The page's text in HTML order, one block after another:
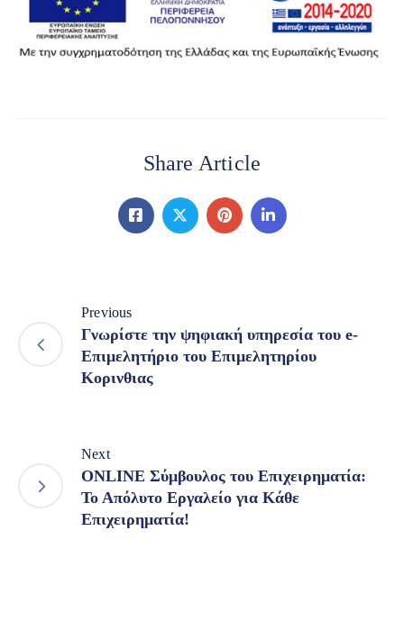
Share Article
Previous
Γνωρίστε την ψηφιακή υπηρεσία του e-
Επιμελητήριο του Επιμελητηρίου
Κορινθιας
Next
ONLINE Σύμβουλος του Επιχειρηματία:
Το Απόλυτο Εργαλείο για Κάθε
Επιχειρηματία!